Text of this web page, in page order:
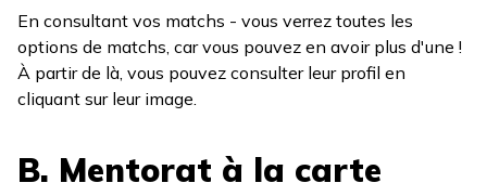
En consultant vos matchs - vous verrez toutes les
options de matchs, car vous pouvez en avoir plus d'une !
À partir de là, vous pouvez consulter leur profil en
cliquant sur leur image.
B. Mentorat à la carte